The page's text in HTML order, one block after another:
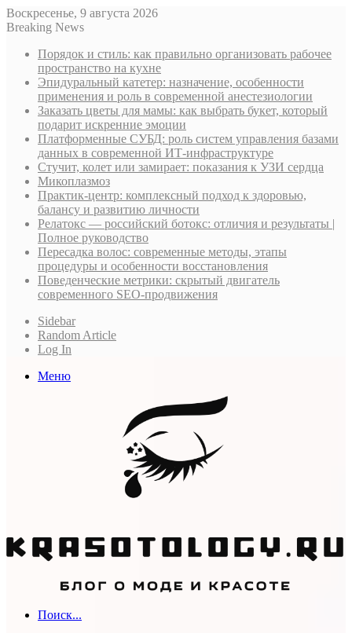
Воскресенье, 9 августа 2026
Breaking News
Порядок и стиль: как правильно организовать рабочее
пространство на кухне
Эпидуральный катетер: назначение, особенности
применения и роль в современной анестезиологии
Заказать цветы для мамы: как выбрать букет, который
подарит искренние эмоции
Платформенные СУБД: роль систем управления базами
данных в современной ИТ-инфраструктуре
Стучит, колет или замирает: показания к УЗИ сердца
Микоплазмоз
Практик-центр: комплексный подход к здоровью,
балансу и развитию личности
Релатокс — российский ботокс: отличия и результаты |
Полное руководство
Пересадка волос: современные методы, этапы
процедуры и особенности восстановления
Поведенческие метрики: скрытый двигатель
современного SEO-продвижения
Sidebar
Random Article
Log In
Меню
Поиск...